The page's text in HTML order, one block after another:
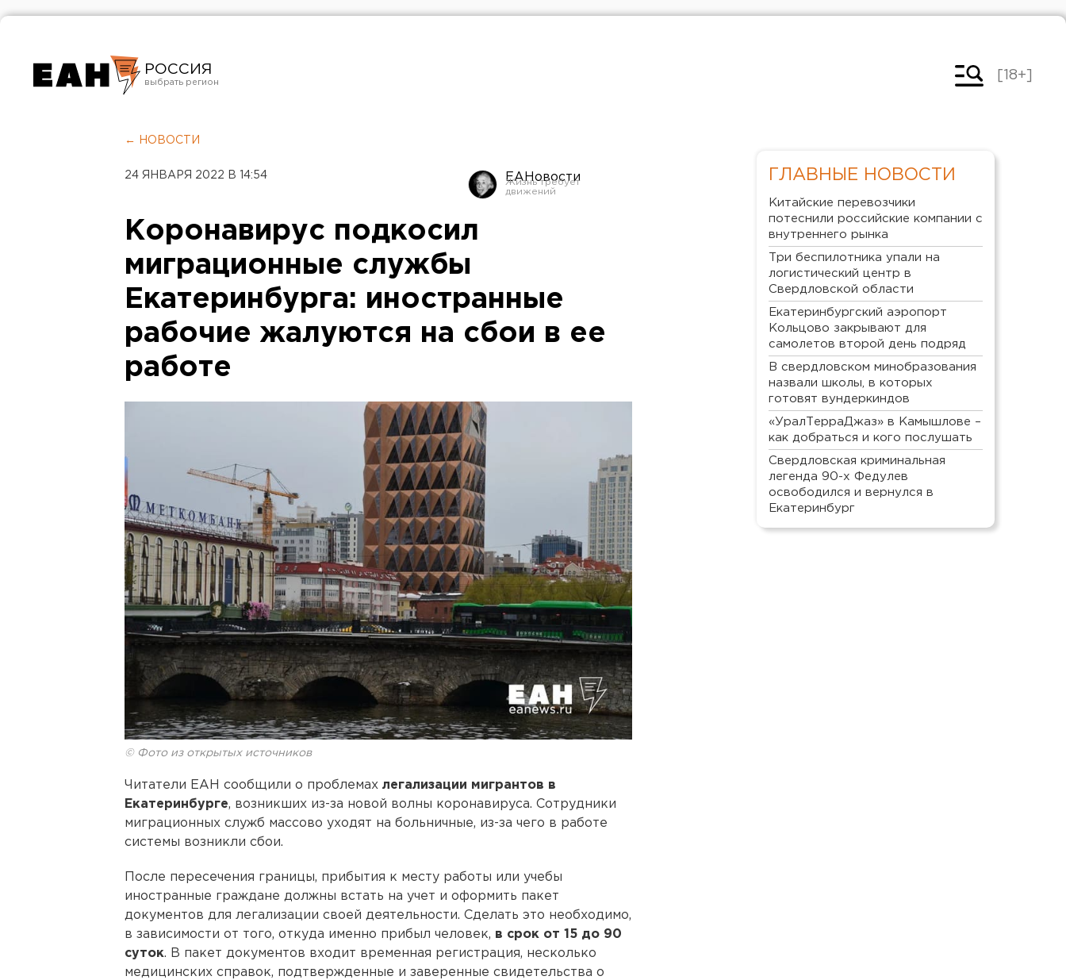
РОССИЯ
Челябинск
[18+]
← НОВОСТИ
24 ЯНВАРЯ 2022 В 14:54 ЕАНовости
Коронавирус подкосил
миграционные службы
Екатеринбурга: иностранные
рабочие жалуются на сбои в ее
работе
© Фото из открытых источников
Читатели ЕАН сообщили о проблемах легализации мигрантов в
Екатеринбурге, возникших из-за новой волны коронавируса. Сотрудники
миграционных служб массово уходят на больничные, из-за чего в работе
системы возникли сбои.
После пересечения границы, прибытия к месту работы или учебы
иностранные граждане должны встать на учет и оформить пакет
документов для легализации своей деятельности. Сделать это необходимо,
в зависимости от того, откуда именно прибыл человек, в срок от 15 до 90
суток. В пакет документов входит временная регистрация, несколько
медицинских справок, подтвержденные и заверенные свидетельства о
ГЛАВНЫЕ НОВОСТИ
Китайские перевозчики
потеснили российские компании с
внутреннего рынка
Три беспилотника упали на
логистический центр в
Свердловской области
Екатеринбургский аэропорт
Кольцово закрывают для
самолетов второй день подряд
В свердловском минобразования
назвали школы, в которых
готовят вундеркиндов
«УралТерраДжаз» в Камышлове –
как добраться и кого послушать
Свердловская криминальная
легенда 90-х Федулев
освободился и вернулся в
Екатеринбург